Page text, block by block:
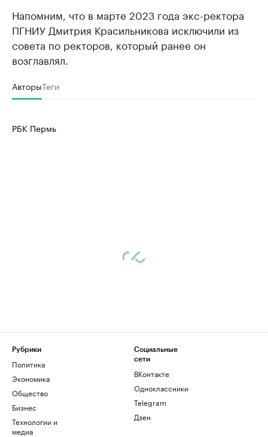
Напомним, что в марте 2023 года экс-ректора
ПГНИУ Дмитрия Красильникова исключили из
совета по ректоров, который ранее он
возглавлял.
АвторыТеги
РБК Пермь
Рубрики
Политика
Экономика
Общество
Бизнес
Технологии и
медиа
Социальные
сети
ВКонтакте
Одноклассники
Telegram
Дзен